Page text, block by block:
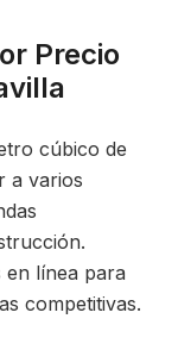
Precio
cúbico de
a varios
en línea para
competitivas.